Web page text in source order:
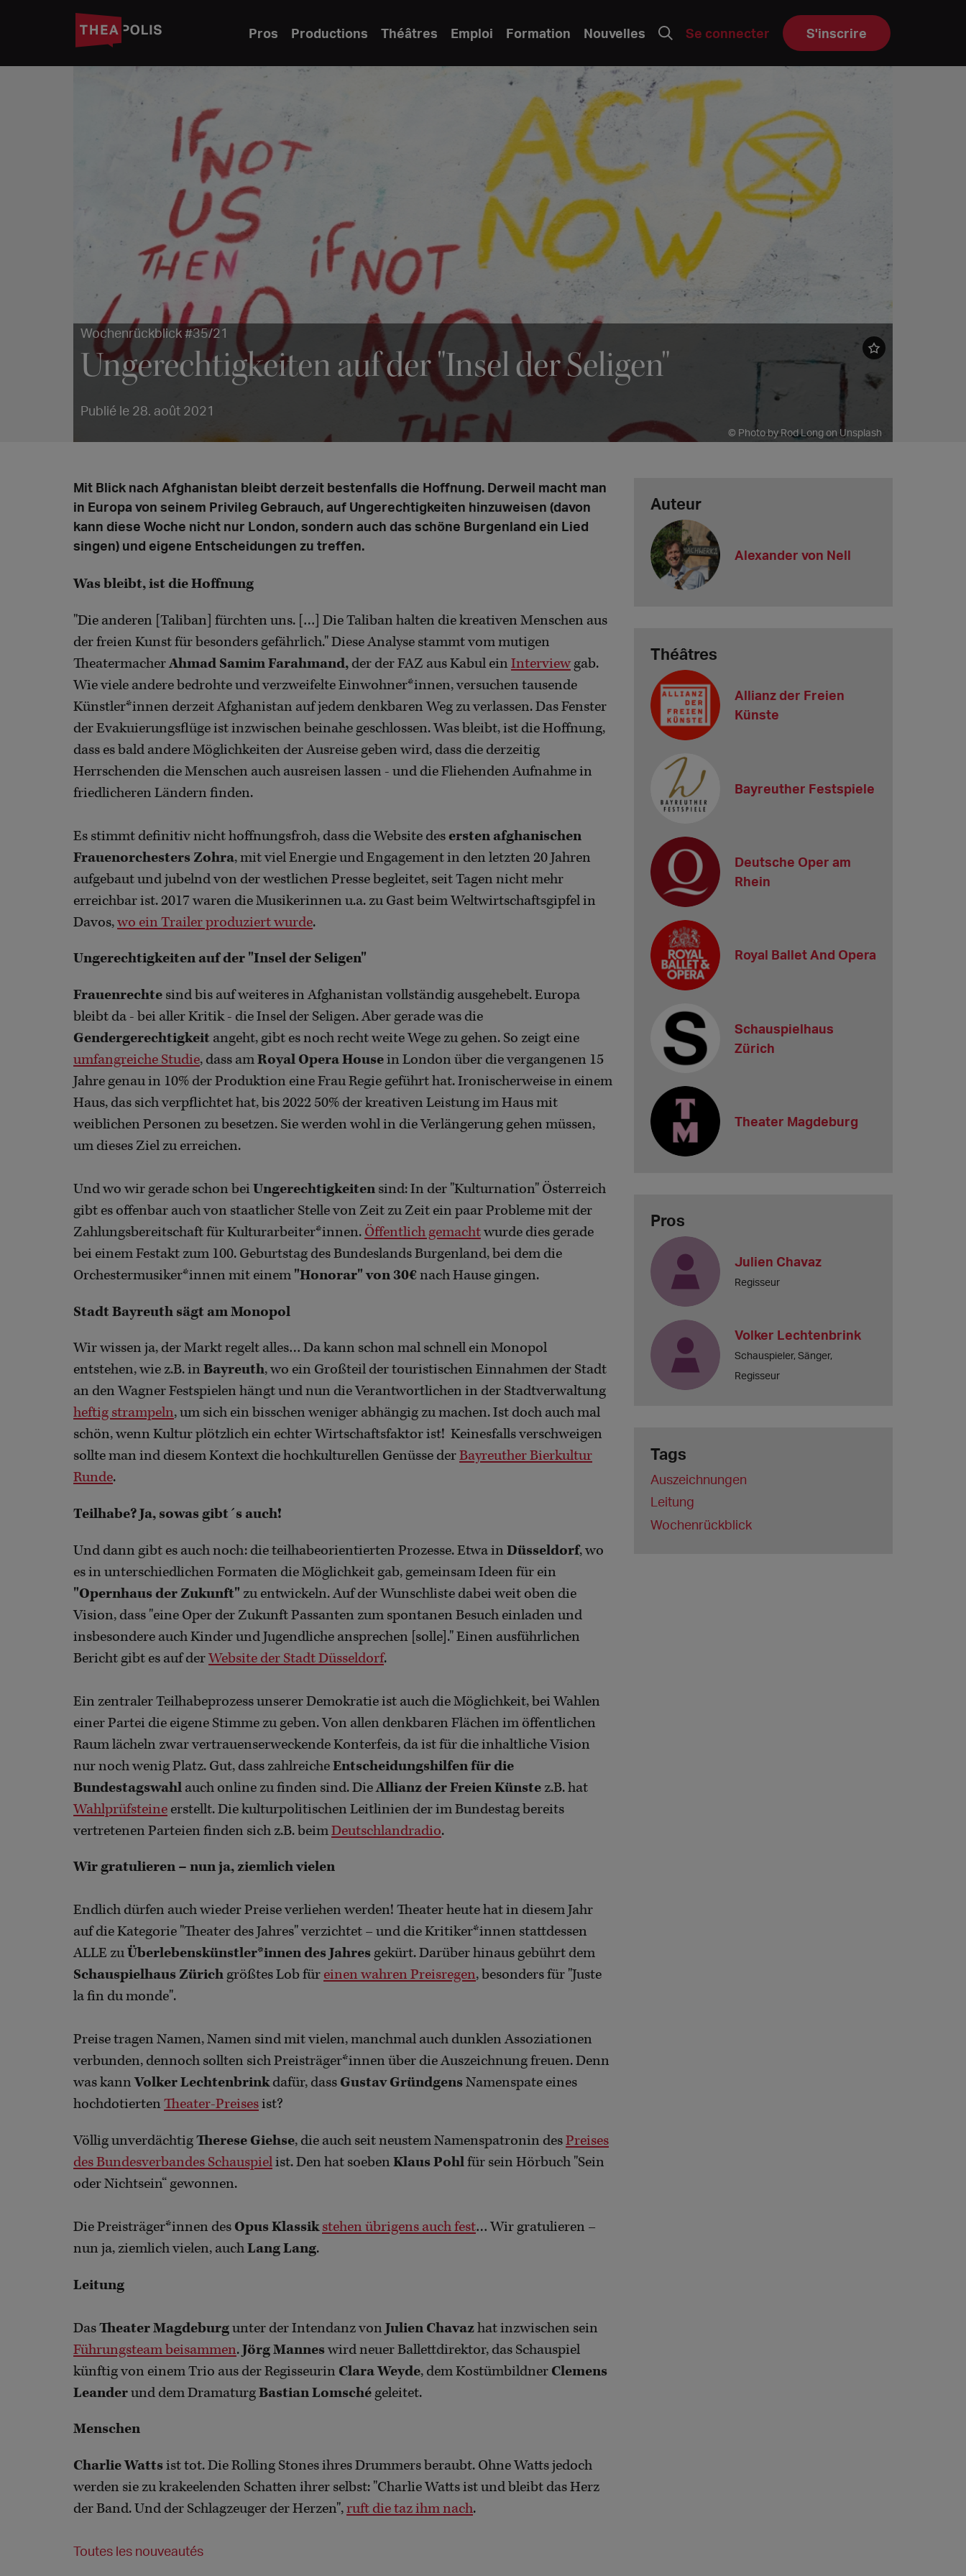
Pros Productions Théâtres Emploi Formation Nouvelles Se connecter S'inscrire
Wochenrückblick #35/21
Ungerechtigkeiten auf der "Insel der Seligen"
Publié le 28. août 2021
© Photo by Rod Long on Unsplash
Mit Blick nach Afghanistan bleibt derzeit bestenfalls die Hoffnung. Derweil macht man
in Europa von seinem Privileg Gebrauch, auf Ungerechtigkeiten hinzuweisen (davon
kann diese Woche nicht nur London, sondern auch das schöne Burgenland ein Lied
singen) und eigene Entscheidungen zu treffen.
Was bleibt, ist die Hoffnung
"Die anderen [Taliban] fürchten uns. […] Die Taliban halten die kreativen Menschen aus
der freien Kunst für besonders gefährlich." Diese Analyse stammt vom mutigen
TheatermacherAhmad Samim Farahmand, der der FAZ aus Kabul ein Interview gab.
Wie viele andere bedrohte und verzweifelte Einwohner*innen, versuchen tausende
Künstler*innen derzeit Afghanistan auf jedem denkbaren Weg zu verlassen. Das Fenster
der Evakuierungsflüge ist inzwischen beinahe geschlossen. Was bleibt, ist die Hoffnung,
dass es bald andere Möglichkeiten der Ausreise geben wird, dass die derzeitig
Herrschenden die Menschen auch ausreisen lassen - und die Fliehenden Aufnahme in
friedlicheren Ländern finden.
Es stimmt definitiv nicht hoffnungsfroh, dass die Website desersten afghanischen
Frauenorchesters Zohra, mit viel Energie und Engagement in den letzten 20 Jahren
aufgebaut und jubelnd von der westlichen Presse begleitet, seit Tagen nicht mehr
erreichbar ist. 2017 waren die Musikerinnen u.a. zu Gast beim Weltwirtschaftsgipfel in
Davos,wo ein Trailer produziert wurde.
Ungerechtigkeiten auf der "Insel der Seligen"
Frauenrechte sind bis auf weiteres in Afghanistan vollständig ausgehebelt. Europa
bleibt da - bei aller Kritik - die Insel der Seligen. Aber gerade was die
Gendergerechtigkeit angeht, gibt es noch recht weite Wege zu gehen. So zeigt eine
umfangreiche Studie, dass amRoyal Opera Housein London über die vergangenen 15
Jahre genau in 10% der Produktion eine Frau Regie geführt hat. Ironischerweise in einem
Haus, das sich verpflichtet hat, bis 2022 50% der kreativen Leistung im Haus mit
weiblichen Personen zu besetzen. Sie werden wohl in die Verlängerung gehen müssen,
um dieses Ziel zu erreichen.
Und wo wir gerade schon bei Ungerechtigkeiten sind: In der "Kulturnation" Österreich
gibt es offenbar auch von staatlicher Stelle von Zeit zu Zeit ein paar Probleme mit der
Zahlungsbereitschaft für Kulturarbeiter*innen. Öffentlich gemachtwurde dies gerade
bei einem Festakt zum 100. Geburtstag des Bundeslands Burgenland, bei dem die
Orchestermusiker*innen mit einem "Honorar" von 30€nach Hause gingen.
Stadt Bayreuth sägt am Monopol
Wir wissen ja, der Markt regelt alles… Da kann schon mal schnell ein Monopol
entstehen, wie z.B. in Bayreuth, wo ein Großteil der touristischen Einnahmen der Stadt
an den Wagner Festspielen hängt und nun die Verantwortlichen in der Stadtverwaltung
heftig strampeln, um sich ein bisschen weniger abhängig zu machen. Ist doch auch mal
schön, wenn Kultur plötzlich ein echter Wirtschaftsfaktor ist! Keinesfalls verschweigen
sollte man ind diesem Kontext die hochkulturellen Genüsse derBayreuther Bierkultur
Runde.
Teilhabe? Ja, sowas gibt´s auch!
Und dann gibt es auch noch: die teilhabeorientierten Prozesse. Etwa in Düsseldorf, wo
es in unterschiedlichen Formaten die Möglichkeit gab, gemeinsam Ideen für ein
"Opernhaus der Zukunft" zu entwickeln. Auf der Wunschliste dabei weit oben die
Vision, dass "eine Oper der Zukunft Passanten zum spontanen Besuch einladen und
insbesondere auch Kinder und Jugendliche ansprechen [solle]." Einen ausführlichen
Bericht gibt es auf derWebsite der Stadt Düsseldorf.
Ein zentraler Teilhabeprozess unserer Demokratie ist auch die Möglichkeit, bei Wahlen
einer Partei die eigene Stimme zu geben. Von allen denkbaren Flächen im öffentlichen
Raum lächeln zwar vertrauenserweckende Konterfeis, da ist für die inhaltliche Vision
nur noch wenig Platz. Gut, dass zahlreicheEntscheidungshilfen für die
Bundestagswahl auch online zu finden sind. DieAllianz der Freien Künste z.B. hat
Wahlprüfsteine erstellt. Die kulturpolitischen Leitlinien der im Bundestag bereits
vertretenen Parteien finden sich z.B. beimDeutschlandradio.
Wir gratulieren – nun ja, ziemlich vielen
Endlich dürfen auch wieder Preise verliehen werden! Theater heute hat in diesem Jahr
auf die Kategorie "Theater des Jahres" verzichtet – und die Kritiker*innen stattdessen
ALLE zuÜberlebenskünstler*innen des Jahres gekürt. Darüber hinaus gebührt dem
Schauspielhaus Zürich größtes Lob für einen wahren Preisregen, besonders für "Juste
la fin du monde".
Preise tragen Namen, Namen sind mit vielen, manchmal auch dunklen Assoziationen
verbunden, dennoch sollten sich Preisträger*innen über die Auszeichnung freuen. Denn
was kannVolker Lechtenbrinkdafür, dass Gustav GründgensNamenspate eines
hochdotierten Theater-Preisesist?
Völlig unverdächtigTherese Giehse, die auch seit neustem Namenspatronin desPreises
des Bundesverbandes Schauspielist. Den hat soeben Klaus Pohlfür sein Hörbuch "Sein
oder Nichtsein“ gewonnen.
Die Preisträger*innen des Opus Klassik stehen übrigens auch fest… Wir gratulieren –
nun ja, ziemlich vielen, auchLang Lang.
Leitung
DasTheater Magdeburgunter der Intendanz von Julien Chavazhat inzwischen sein
Führungsteam beisammen.Jörg Manneswird neuer Ballettdirektor, das Schauspiel
künftig von einem Trio aus der Regisseurin Clara Weyde, dem Kostümbildner Clemens
Leanderund dem DramaturgBastian Lomsché geleitet.
Menschen
Charlie Wattsist tot. Die Rolling Stones ihres Drummers beraubt. Ohne Watts jedoch
werden sie zu krakeelenden Schatten ihrer selbst: "Charlie Watts ist und bleibt das Herz
der Band. Und der Schlagzeuger der Herzen",ruft die taz ihm nach.
Toutes les nouveautés
Auteur
Alexander von Nell
Théâtres
Allianz der Freien
Künste
Bayreuther Festspiele
Deutsche Oper am
Rhein
Royal Ballet And Opera
Schauspielhaus
Zürich
Theater Magdeburg
Pros
Julien Chavaz
Regisseur
Volker Lechtenbrink
Schauspieler, Sänger,
Regisseur
Tags
Auszeichnungen
Leitung
Wochenrückblick